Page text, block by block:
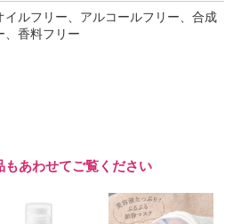
ルフリー、アルコールフリー、合成
、香料フリー
もあわせてご覧ください